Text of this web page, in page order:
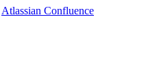
Atlassian Confluence